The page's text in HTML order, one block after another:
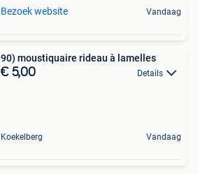
Bezoek website Vandaag
90) moustiquaire rideau à lamelles
€ 5,00 Details
Koekelberg Vandaag